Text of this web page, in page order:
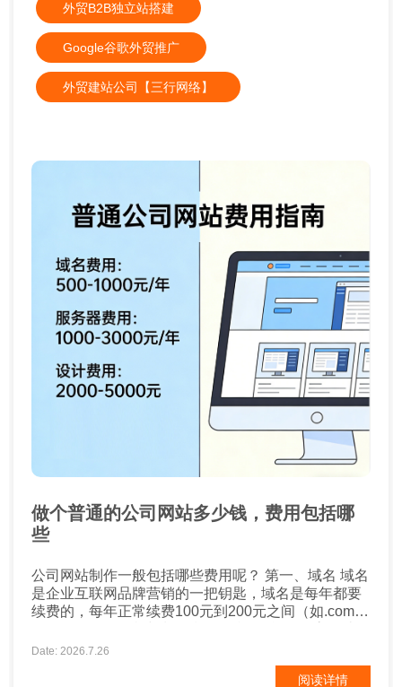
外贸B2B独立站搭建
Google谷歌外贸推广
外贸建站公司【三行网络】
做个普通的公司网站多少钱，费用包括哪
些
公司网站制作一般包括哪些费用呢？ 第一、域名 域名
是企业互联网品牌营销的一把钥匙，域名是每年都要
续费的，每年正常续费100元到200元之间（如.com
第二、空间 空间也称之为服务器，这个要看企业网站
的类型了，需求量有多少，配置也需要考虑，费用多
少不一，不过一般正常的企业网站，空间费用差不多
Date: 2026.7.26
阅读详情